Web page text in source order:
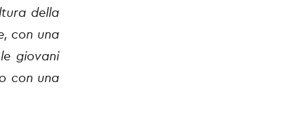
della
con una
giovani
con una